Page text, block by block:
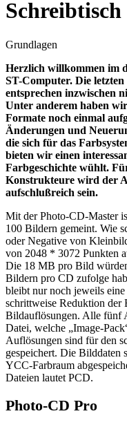
Schreibtisch
Grundlagen
Herzlich willkommen im
ST-Computer. Die
entsprechen inzwischen
Unter anderem haben
Formate noch einmal
Änderungen und
die sich für das
bieten wir einen
Farbgeschichte wühlt.
Konstrukteure wird der
aufschlußreich sein.
Mit der Photo-CD-Master
100 Bildern gemeint. Wie
oder Negative von
von 2048 * 3072 Punkten
Die 18 MB pro Bild
Bildern pro CD zufolge
bleibt nur noch jeweils
schrittweise Reduktion der
Bildauflösungen. Alle fünf
Datei, welche „Image-
Auflösungen sind für den
gespeichert. Die Bilddaten
YCC-Farbraum
Dateien lautet PCD.
Photo-CD Pro